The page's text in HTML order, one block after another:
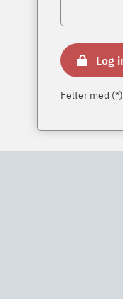
Log
Felter med